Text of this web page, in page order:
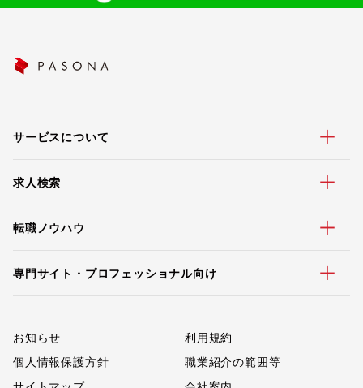
サービスについて
求人検索
転職ノウハウ
専門サイト・プロフェッショナル向け
お知らせ
利用規約
個人情報保護方針
職業紹介の範囲等